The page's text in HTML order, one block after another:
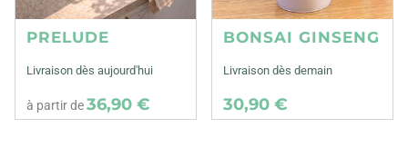
PRELUDE
Livraison dès aujourd'hui
à partir de36,90 €
BONSAI GINSENG
Livraison dès demain
30,90 €